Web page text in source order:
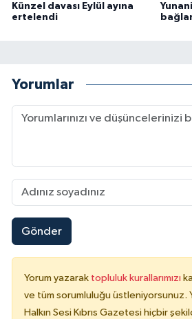
Künzel davası Eylül ayına
ertelendi
Yorumlar
Gönder
Yorum yazarak topluluk kurallarımızı
ve tüm sorumluluğu üstleniyorsunuz.
Halkın Sesi Kıbrıs Gazetesi hiçbir